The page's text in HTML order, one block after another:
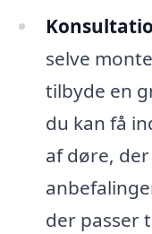
selve
tilbyde en
du kan få
af døre,
der passer